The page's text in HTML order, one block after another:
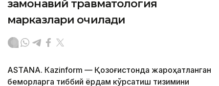
замонавий травматология
марказлари очилади
ASTANА. Кazinform — Қозоғистонда жароҳатланган
беморларга тиббий ёрдам кўрсатиш тизимини